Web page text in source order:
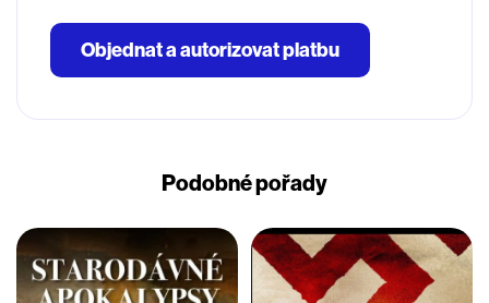
Objednat a autorizovat platbu
Podobné pořady